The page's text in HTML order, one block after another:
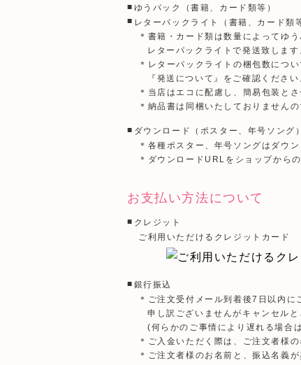
ゆうパック（書籍、カード類等）
レターパックライト（書籍、カード類
＊書籍・カード類は数量によってゆ
レターパックライトで発送致します
＊レターパックライトの梱包数につい
『発送について』をご確認ください
＊当店はエコに配慮し、簡易包装と
＊納品書は同梱いたしておりません
ダウンロード（ポスター、年号ソング）
＊各種ポスター、年号ソングはダウン
＊ダウンロードURLをショップから
お支払い方法について
クレジット
ご利用いただけるクレジットカード
銀行振込
＊ご注文受付メール到着後7日以内に
申し訳ございませんがキャンセルと
(何らかのご事情により遅れる場合
＊ご入金いただく際は、ご注文者様
＊ご注文者様のお名前と、振込名義